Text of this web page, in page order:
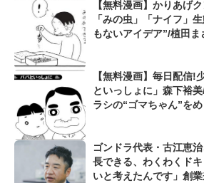
【無料漫画】かりあげ
「みの虫」「ナイフ」
もないアイデア”/植田ま
【無料漫画】毎日配信!
といっしょに」森下裕
ラシの“ゴマちゃん”を
ゴンドラ代表・古江恵
長できる、わくわくド
いと考えたんです」創